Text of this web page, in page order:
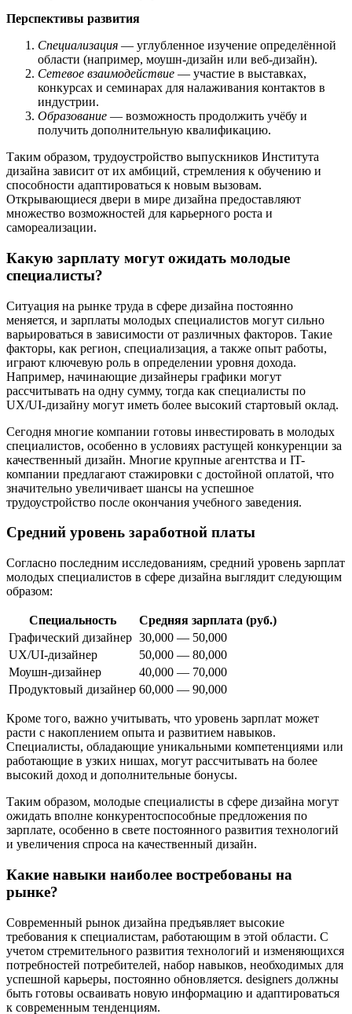
Перспективы развития
Специализация — углубленное изучение определённой
области (например, моушн-дизайн или веб-дизайн).
Сетевое взаимодействие — участие в выставках,
конкурсах и семинарах для налаживания контактов в
индустрии.
Образование — возможность продолжить учёбу и
получить дополнительную квалификацию.
Таким образом, трудоустройство выпускников Института
дизайна зависит от их амбиций, стремления к обучению и
способности адаптироваться к новым вызовам.
Открывающиеся двери в мире дизайна предоставляют
множество возможностей для карьерного роста и
самореализации.
Какую зарплату могут ожидать молодые
специалисты?
Ситуация на рынке труда в сфере дизайна постоянно
меняется, и зарплаты молодых специалистов могут сильно
варьироваться в зависимости от различных факторов. Такие
факторы, как регион, специализация, а также опыт работы,
играют ключевую роль в определении уровня дохода.
Например, начинающие дизайнеры графики могут
рассчитывать на одну сумму, тогда как специалисты по
UX/UI-дизайну могут иметь более высокий стартовый оклад.
Сегодня многие компании готовы инвестировать в молодых
специалистов, особенно в условиях растущей конкуренции за
качественный дизайн. Многие крупные агентства и IT-
компании предлагают стажировки с достойной оплатой, что
значительно увеличивает шансы на успешное
трудоустройство после окончания учебного заведения.
Средний уровень заработной платы
Согласно последним исследованиям, средний уровень зарплат
молодых специалистов в сфере дизайна выглядит следующим
образом:
Специальность
Средняя зарплата (руб.)
Графический дизайнер 30,000 — 50,000
UX/UI-дизайнер
50,000 — 80,000
Моушн-дизайнер
40,000 — 70,000
Продуктовый дизайнер 60,000 — 90,000
Кроме того, важно учитывать, что уровень зарплат может
расти с накоплением опыта и развитием навыков.
Специалисты, обладающие уникальными компетенциями или
работающие в узких нишах, могут рассчитывать на более
высокий доход и дополнительные бонусы.
Таким образом, молодые специалисты в сфере дизайна могут
ожидать вполне конкурентоспособные предложения по
зарплате, особенно в свете постоянного развития технологий
и увеличения спроса на качественный дизайн.
Какие навыки наиболее востребованы на
рынке?
Современный рынок дизайна предъявляет высокие
требования к специалистам, работающим в этой области. С
учетом стремительного развития технологий и изменяющихся
потребностей потребителей, набор навыков, необходимых для
успешной карьеры, постоянно обновляется. designers должны
быть готовы осваивать новую информацию и адаптироваться
к современным тенденциям.